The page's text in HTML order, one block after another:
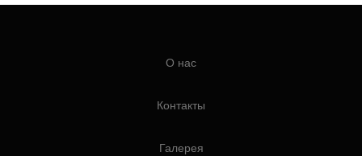
О нас
Контакты
Галерея